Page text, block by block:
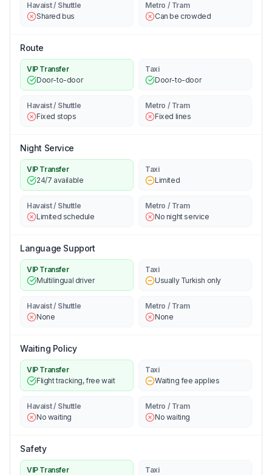
Havaist / Shuttle
Shared bus
Metro / Tram
Can be crowded
Route
VIP Transfer
Door-to-door
Taxi
Door-to-door
Havaist / Shuttle
Fixed stops
Metro / Tram
Fixed lines
Night Service
VIP Transfer
24/7 available
Taxi
Limited
Havaist / Shuttle
Limited schedule
Metro / Tram
No night service
Language Support
VIP Transfer
Multilingual driver
Taxi
Usually Turkish only
Havaist / Shuttle
None
Metro / Tram
None
Waiting Policy
VIP Transfer
Flight tracking, free wait
Taxi
Waiting fee applies
Havaist / Shuttle
No waiting
Metro / Tram
No waiting
Safety
VIP Transfer
Taxi